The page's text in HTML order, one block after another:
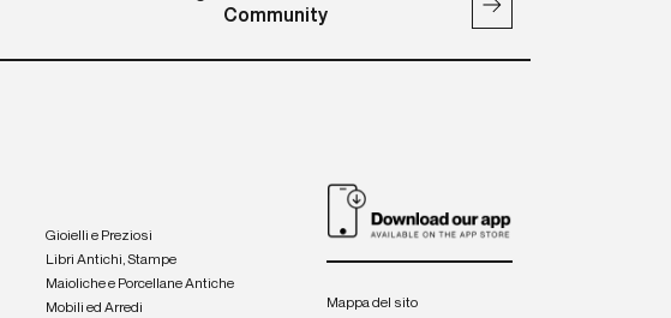
Community
Gioielli e Preziosi
Libri Antichi, Stampe
Maioliche e Porcellane Antiche
Mobili ed Arredi
Mappa del sito